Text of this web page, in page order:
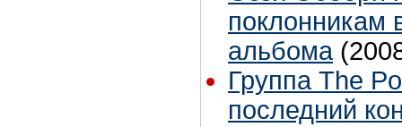
поклонникам
альбома
Группа The
последний